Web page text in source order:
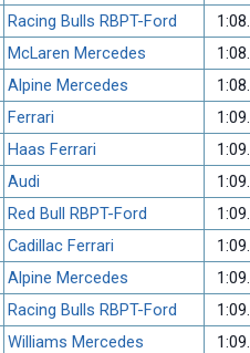
Racing Bulls RBPT-Ford
McLaren Mercedes
Alpine Mercedes
Ferrari
Haas Ferrari
Audi
Red Bull RBPT-Ford
Cadillac Ferrari
Alpine Mercedes
Racing Bulls RBPT-Ford
Williams Mercedes